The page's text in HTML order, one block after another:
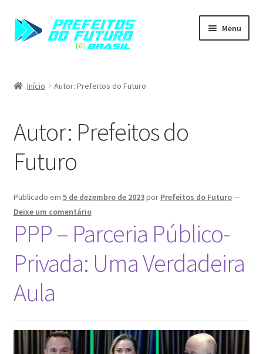
Menu
Finalizar compra
Minha conta
Início Autor: Prefeitos do Futuro
Autor: Prefeitos do
Futuro
Publicado em 5 de dezembro de 2023por Prefeitos do Futuro—
Deixe um comentário
PPP – Parceria Público-
Privada: Uma Verdadeira
Aula